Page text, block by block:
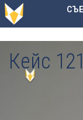
Кейс 121